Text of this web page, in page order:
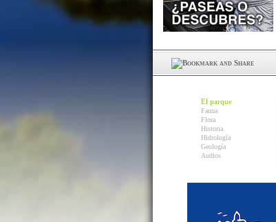
El parque
Fauna
Flora
Historia
Hidrología
Geología
Audios